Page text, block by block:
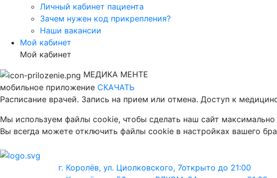
Личный кабинет пациента
Зачем нужен код прикрепления?
Наши вакансии
Мой кабинет
Мой кабинет
МЕДИКА МЕНТЕ
мобильное приложение СКАЧАТЬ
Расписание врачей. Запись на прием или отмена. Доступ к
Мы используем файлы cookie, чтобы сделать наш сайт
Вы всегда можете отключить файлы cookie в настройках вашего
г. Королёв, ул. Циолковского, 7открыто до 21:00